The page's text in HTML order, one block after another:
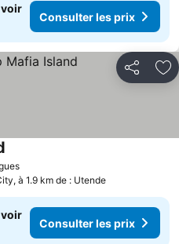
voir
Consulter les prix
Partager
Consulter les prix
à 1.9 km de : Utende
voir
Consulter les prix